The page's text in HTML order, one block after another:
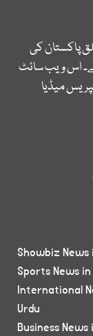
پاکستان کی
اس ویب سائٹ
میڈیا
Showbiz News
Sports News in
International
Urdu
Business News